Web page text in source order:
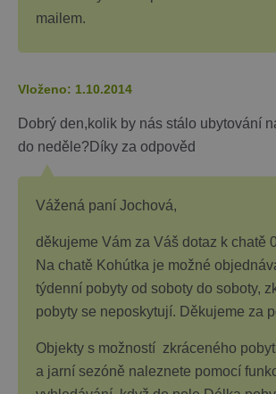
mailem.
Vloženo: 1.10.2014
Dobrý den,kolik by nás stálo ubytování
do neděle?Díky za odpověd
Vážená paní Jochová,
děkujeme Vám za Váš dotaz k chatě
Na chatě Kohútka je možné
týdenní pobyty od soboty do soboty,
pobyty se neposkytují. Děkujeme za
Objekty s možností zkráceného
a jarní sezóně naleznete pomocí